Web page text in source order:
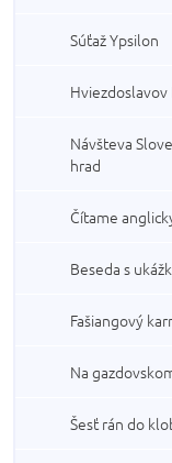
Súťaž Ypsilon
Návšteva
hrad
Čítame
Beseda s
Fašiangový
Na
Šesť rán do